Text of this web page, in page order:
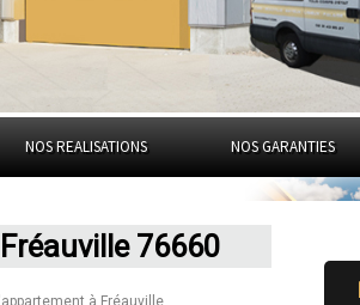
NOS REALISATIONS NOS GARANTIES
76660
à Fréauville